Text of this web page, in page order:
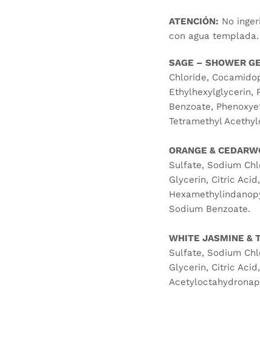
ATENCIÓN: No
con agua
SAGE – SHOWER
Chloride,
Ethylhexylglycerin,
Benzoate,
Tetramethyl
ORANGE &
Sulfate, Sodium
Glycerin, Citric
Sodium Benzoate.
WHITE JASMINE &
Sulfate, Sodium
Glycerin, Citric